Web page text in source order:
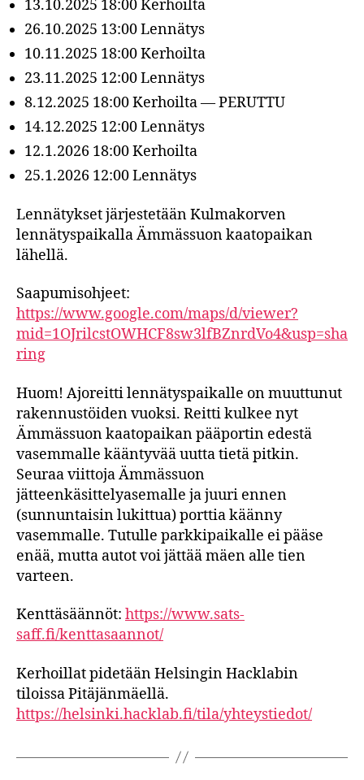
13.10.2025 18:00 Kerhoilta
26.10.2025 13:00 Lennätys
10.11.2025 18:00 Kerhoilta
23.11.2025 12:00 Lennätys
8.12.2025 18:00 Kerhoilta — PERUTTU
14.12.2025 12:00 Lennätys
12.1.2026 18:00 Kerhoilta
25.1.2026 12:00 Lennätys
Lennätykset järjestetään Kulmakorven
lennätyspaikalla Ämmässuon kaatopaikan
lähellä.
Saapumisohjeet:
https://www.google.com/maps/d/viewer?
mid=1OJrilcstOWHCF8sw3lfBZnrdVo4&usp=sha
ring
Huom! Ajoreitti lennätyspaikalle on muuttunut
rakennustöiden vuoksi. Reitti kulkee nyt
Ämmässuon kaatopaikan pääportin edestä
vasemmalle kääntyvää uutta tietä pitkin.
Seuraa viittoja Ämmässuon
jätteenkäsittelyasemalle ja juuri ennen
(sunnuntaisin lukittua) porttia käänny
vasemmalle. Tutulle parkkipaikalle ei pääse
enää, mutta autot voi jättää mäen alle tien
varteen.
Kenttäsäännöt: https://www.sats-
saff.fi/kenttasaannot/
Kerhoillat pidetään Helsingin Hacklabin
tiloissa Pitäjänmäellä.
https://helsinki.hacklab.fi/tila/yhteystiedot/